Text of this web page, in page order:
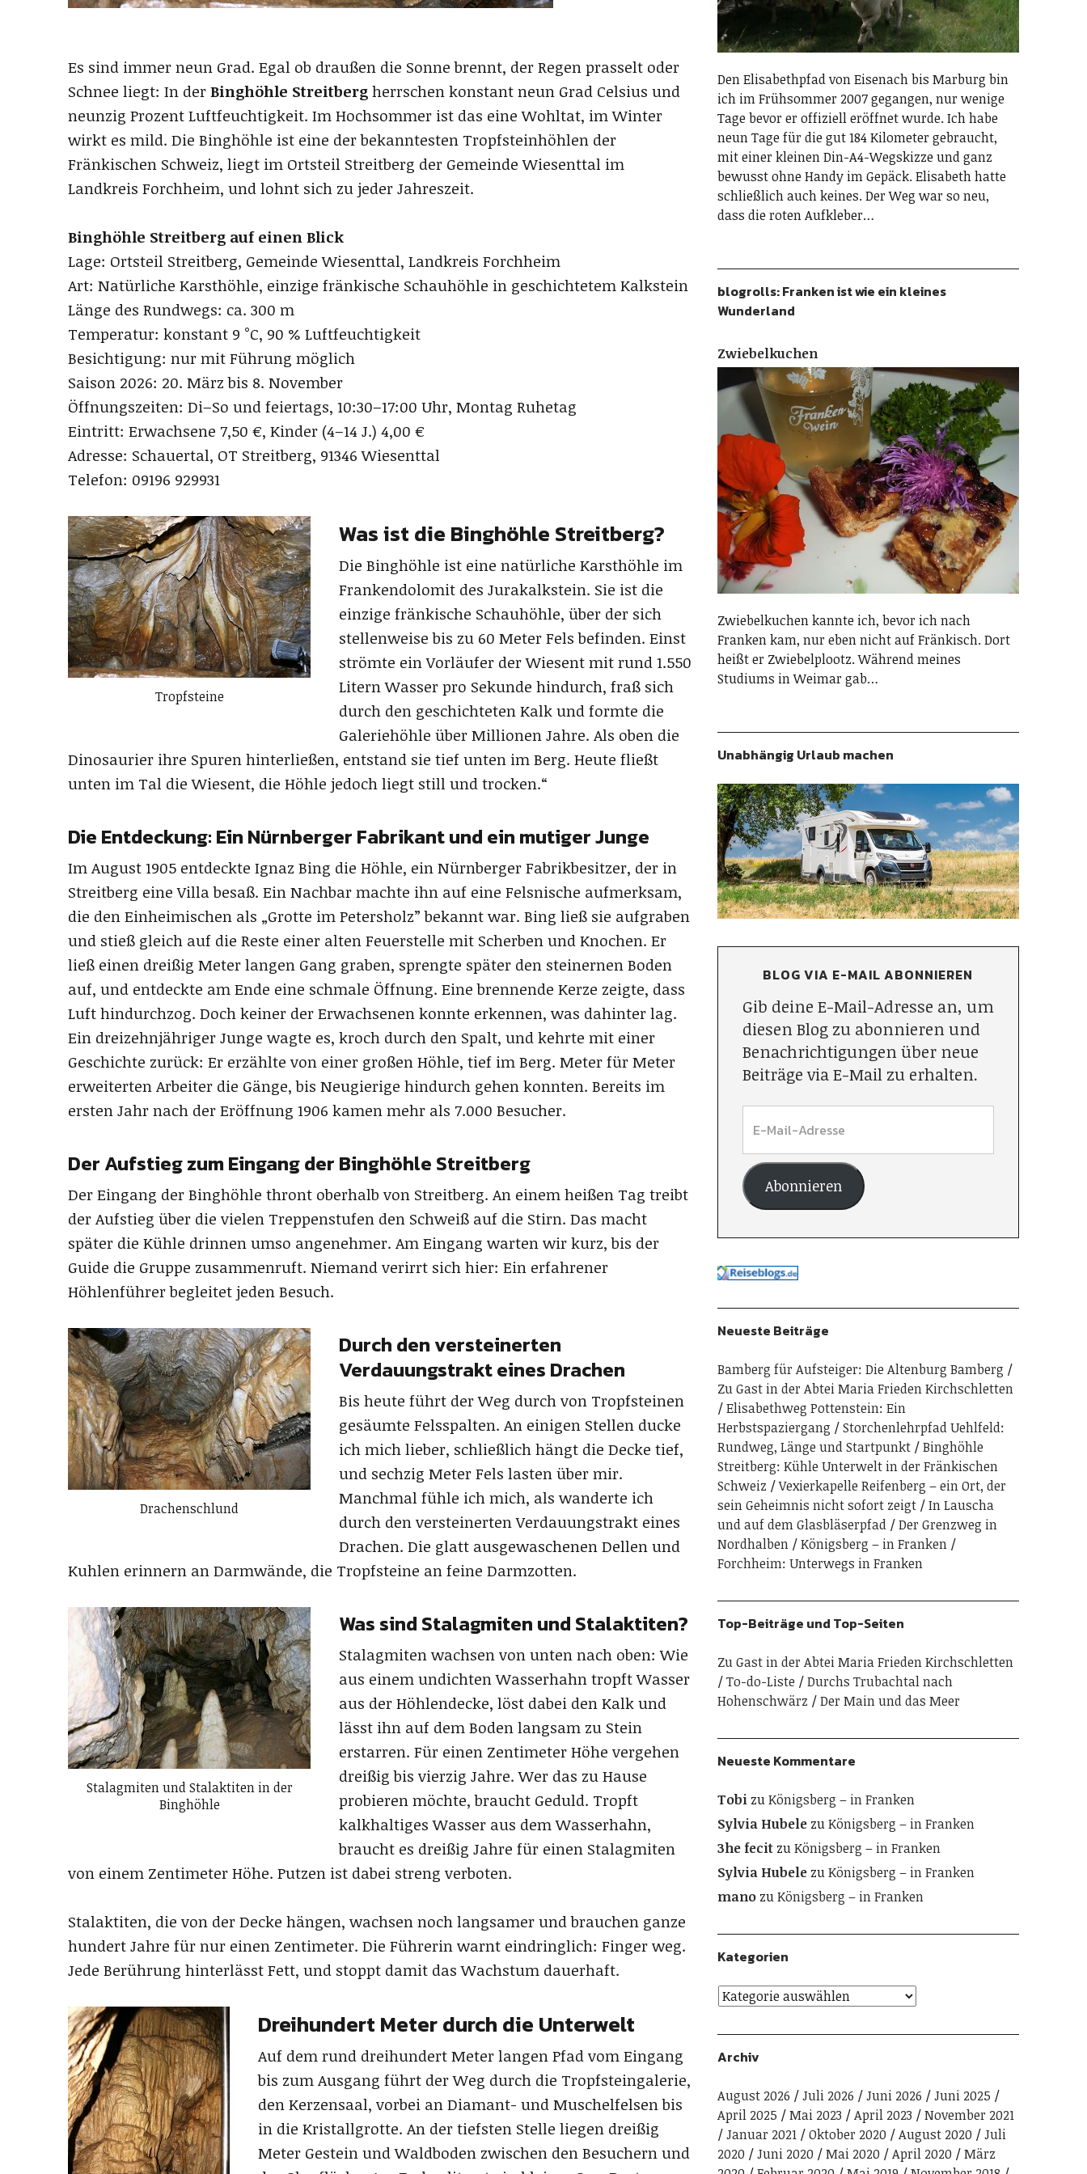
Es sind immer neun Grad. Egal ob draußen die Sonne brennt, der Regen prasselt oder
Schnee liegt: In derBinghöhle Streitbergherrschen konstant neun Grad Celsius und
neunzig Prozent Luftfeuchtigkeit. Im Hochsommer ist das eine Wohltat, im Winter
wirkt es mild. Die Binghöhle ist eine der bekanntesten Tropfsteinhöhlen der
Fränkischen Schweiz, liegt im Ortsteil Streitberg der Gemeinde Wiesenttal im
Landkreis Forchheim, und lohnt sich zu jeder Jahreszeit.
Binghöhle Streitberg auf einen Blick
Lage: Ortsteil Streitberg, Gemeinde Wiesenttal, Landkreis Forchheim
Art: Natürliche Karsthöhle, einzige fränkische Schauhöhle in geschichtetem Kalkstein
Länge des Rundwegs: ca. 300 m
Temperatur: konstant 9 °C, 90 % Luftfeuchtigkeit
Besichtigung: nur mit Führung möglich
Saison 2026: 20. März bis 8. November
Öffnungszeiten: Di–So und feiertags, 10:30–17:00 Uhr, Montag Ruhetag
Eintritt: Erwachsene 7,50 €, Kinder (4–14 J.) 4,00 €
Adresse: Schauertal, OT Streitberg, 91346 Wiesenttal
Telefon: 09196 929931
Tropfsteine
Was ist die Binghöhle Streitberg?
Die Binghöhle ist eine natürliche Karsthöhle im
Frankendolomit des Jurakalkstein. Sie ist die
einzige fränkische Schauhöhle, über der sich
stellenweise bis zu 60 Meter Fels befinden. Einst
strömte ein Vorläufer der Wiesent mit rund 1.550
Litern Wasser pro Sekunde hindurch, fraß sich
durch den geschichteten Kalk und formte die
Galeriehöhle über Millionen Jahre. Als oben die
Dinosaurier ihre Spuren hinterließen, entstand sie tief unten im Berg. Heute fließt
unten im Tal die Wiesent, die Höhle jedoch liegt still und trocken.“
Die Entdeckung: Ein Nürnberger Fabrikant und ein mutiger Junge
Im August 1905 entdeckte Ignaz Bing die Höhle, ein Nürnberger Fabrikbesitzer, der in
Streitberg eine Villa besaß. Ein Nachbar machte ihn auf eine Felsnische aufmerksam,
die den Einheimischen als „Grotte im Petersholz” bekannt war. Bing ließ sie aufgraben
und stieß gleich auf die Reste einer alten Feuerstelle mit Scherben und Knochen. Er
ließ einen dreißig Meter langen Gang graben, sprengte später den steinernen Boden
auf, und entdeckte am Ende eine schmale Öffnung. Eine brennende Kerze zeigte, dass
Luft hindurchzog. Doch keiner der Erwachsenen konnte erkennen, was dahinter lag.
Ein dreizehnjähriger Junge wagte es, kroch durch den Spalt, und kehrte mit einer
Geschichte zurück: Er erzählte von einer großen Höhle, tief im Berg. Meter für Meter
erweiterten Arbeiter die Gänge, bis Neugierige hindurch gehen konnten. Bereits im
ersten Jahr nach der Eröffnung 1906 kamen mehr als 7.000 Besucher.
Der Aufstieg zum Eingang der Binghöhle Streitberg
Der Eingang der Binghöhle thront oberhalb von Streitberg. An einem heißen Tag treibt
der Aufstieg über die vielen Treppenstufen den Schweiß auf die Stirn. Das macht
später die Kühle drinnen umso angenehmer. Am Eingang warten wir kurz, bis der
Guide die Gruppe zusammenruft. Niemand verirrt sich hier: Ein erfahrener
Höhlenführer begleitet jeden Besuch.
Drachenschlund
Durch den versteinerten
Verdauungstrakt eines Drachen
Bis heute führt der Weg durch von Tropfsteinen
gesäumte Felsspalten. An einigen Stellen ducke
ich mich lieber, schließlich hängt die Decke tief,
und sechzig Meter Fels lasten über mir.
Manchmal fühle ich mich, als wanderte ich
durch den versteinerten Verdauungstrakt eines
Drachen. Die glatt ausgewaschenen Dellen und
Kuhlen erinnern an Darmwände, die Tropfsteine an feine Darmzotten.
Stalagmiten und Stalaktiten in der
Binghöhle
Was sind Stalagmiten und Stalaktiten?
Stalagmiten wachsen von unten nach oben: Wie
aus einem undichten Wasserhahn tropft Wasser
aus der Höhlendecke, löst dabei den Kalk und
lässt ihn auf dem Boden langsam zu Stein
erstarren. Für einen Zentimeter Höhe vergehen
dreißig bis vierzig Jahre. Wer das zu Hause
probieren möchte, braucht Geduld. Tropft
kalkhaltiges Wasser aus dem Wasserhahn,
braucht es dreißig Jahre für einen Stalagmiten
von einem Zentimeter Höhe. Putzen ist dabei streng verboten.
Stalaktiten, die von der Decke hängen, wachsen noch langsamer und brauchen ganze
hundert Jahre für nur einen Zentimeter. Die Führerin warnt eindringlich: Finger weg.
Jede Berührung hinterlässt Fett, und stoppt damit das Wachstum dauerhaft.
Dreihundert Meter durch die Unterwelt
Auf dem rund dreihundert Meter langen Pfad vom Eingang
bis zum Ausgang führt der Weg durch die Tropfsteingalerie,
den Kerzensaal, vorbei an Diamant- und Muschelfelsen bis
in die Kristallgrotte. An der tiefsten Stelle liegen dreißig
Meter Gestein und Waldboden zwischen den Besuchern und
Den Elisabethpfad von Eisenach bis Marburg bin
ich im Frühsommer 2007 gegangen, nur wenige
Tage bevor er offiziell eröffnet wurde. Ich habe
neun Tage für die gut 184 Kilometer gebraucht,
mit einer kleinen Din-A4-Wegskizze und ganz
bewusst ohne Handy im Gepäck. Elisabeth hatte
schließlich auch keines. Der Weg war so neu,
dass die roten Aufkleber…
blogrolls: Franken ist wie ein kleines
Wunderland
Zwiebelkuchen
Zwiebelkuchen kannte ich, bevor ich nach
Franken kam, nur eben nicht auf Fränkisch. Dort
heißt er Zwiebelplootz. Während meines
Studiums in Weimar gab…
Unabhängig Urlaub machen
BLOG VIA E-MAIL ABONNIEREN
Gib deine E-Mail-Adresse an, um
diesen Blog zu abonnieren und
Benachrichtigungen über neue
Beiträge via E-Mail zu erhalten.
Abonnieren
Neueste Beiträge
Bamberg für Aufsteiger: Die Altenburg Bamberg
Zu Gast in der Abtei Maria Frieden Kirchschletten
Elisabethweg Pottenstein: Ein
Herbstspaziergang
Storchenlehrpfad Uehlfeld:
Rundweg, Länge und Startpunkt
Binghöhle
Streitberg: Kühle Unterwelt in der Fränkischen
Schweiz
Vexierkapelle Reifenberg – ein Ort, der
sein Geheimnis nicht sofort zeigt
In Lauscha
und auf dem Glasbläserpfad
Der Grenzweg in
Nordhalben
Königsberg – in Franken
Forchheim: Unterwegs in Franken
Top-Beiträge und Top-Seiten
Zu Gast in der Abtei Maria Frieden Kirchschletten
To-do-Liste
Durchs Trubachtal nach
Hohenschwärz
Der Main und das Meer
Neueste Kommentare
TobizuKönigsberg – in Franken
Sylvia HubelezuKönigsberg – in Franken
3he fecitzuKönigsberg – in Franken
Sylvia HubelezuKönigsberg – in Franken
manozuKönigsberg – in Franken
Kategorien
Archiv
August 2026 Juli 2026 Juni 2026
Juni 2025
April 2025
Mai 2023 April 2023
November 2021
Januar 2021
Oktober 2020 August 2020
Juli
2020
Juni 2020 Mai 2020 April 2020
März